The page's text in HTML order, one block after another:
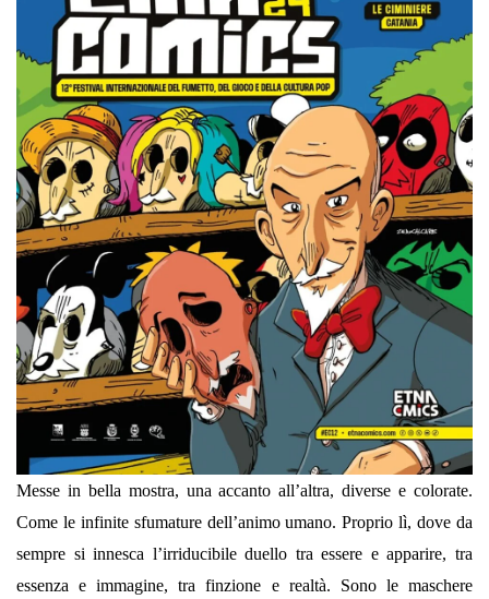
Messe in bella mostra, una accanto all’altra, diverse e colorate.
Come le infinite sfumature dell’animo umano. Proprio lì, dove da
sempre si innesca l’irriducibile duello tra essere e apparire, tra
essenza e immagine, tra finzione e realtà. Sono le maschere